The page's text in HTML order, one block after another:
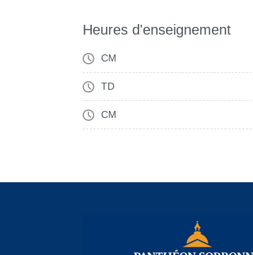
Heures d'enseignement
CM
TD
CM